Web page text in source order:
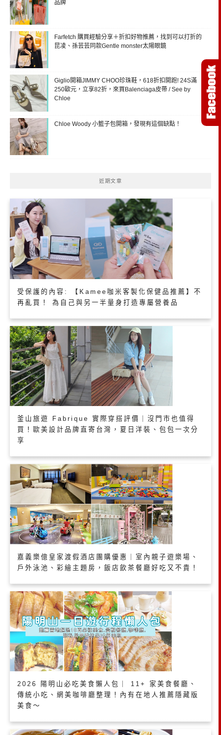
品牌
Farfetch 購買經驗分享＋折扣好物推薦，找到可以打折的
昆凌、孫芸芸同款Gentle monster太陽眼鏡
Giglio開箱JIMMY CHOO珍珠鞋，618折扣開跑! 24S滿
250歐元，立享82折，來買Balenciaga皮帶 / See by
Chloe
Chloe Woody 小籃子包開箱，發現有這個缺點！
近期文章
受保護的內容: 【Kamee咖米客製化保健品推薦】不
再亂買！ 為自己與另一半量身打造專屬營養品
釜山旅遊 Fabrique 實際穿搭評價｜沒門市也值得
買！歐美設計品牌直寄台灣，夏日洋裝、包包一次分
享
嘉義樂億皇家渡假酒店團購優惠｜室內親子遊樂場、
戶外泳池、彩繪主題房，飯店飲茶餐廳好吃又不貴！
2026 陽明山必吃美食懶人包｜ 11+ 家美食餐廳、
傳統小吃、網美咖啡廳整理！內有在地人推薦隱藏版
美食～